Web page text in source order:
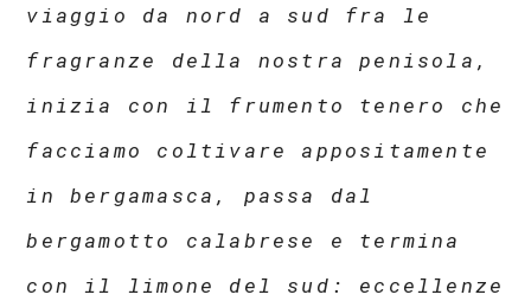
viaggio da nord a sud fra le
fragranze della nostra penisola,
inizia con il frumento tenero che
facciamo coltivare appositamente
in bergamasca, passa dal
bergamotto calabrese e termina
con il limone del sud: eccellenze